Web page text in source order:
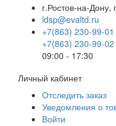
г.Ростов-на-
ldsp@evaltd.ru
+7(863) 230-99-01
+7(863) 230-99-02
09:00 - 17:30
Личный кабинет
Отследить заказ
Уведомления о
Войти